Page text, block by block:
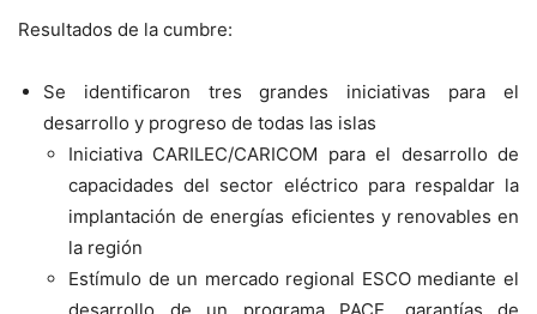
Resultados de la cumbre:
Se identificaron tres grandes iniciativas para el
desarrollo y progreso de todas las islas
Iniciativa CARILEC/CARICOM para el desarrollo de
capacidades del sector eléctrico para respaldar la
implantación de energías eficientes y renovables en
la región
Estímulo de un mercado regional ESCO mediante el